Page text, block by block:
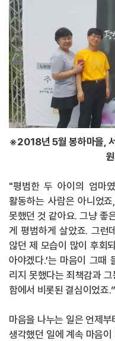
※2018년5월 봉하마을 ,
"평범한 두 아이의 엄마
활동하는사람은 아니었죠
못했던 것 같아요.그냥 좋
게 평범하게 살았죠. 그런
않던 제 모습이 많이 후회
아야겠다.’는 마음이 그때
리지 못했다는 죄책감과
함에서 비롯된 결심이었죠.”
마음을 나누는 일은 언제
생각했던 일에 계속 마음이